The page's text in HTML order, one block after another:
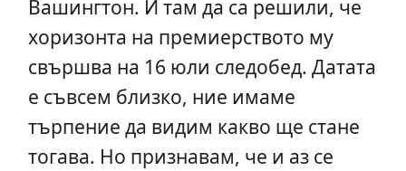
Вашингтон. И там да са решили, че
хоризонта на премиерството му
свършва на 16 юли следобед. Датата
е съвсем близко, ние имаме
търпение да видим какво ще стане
тогава. Но признавам, че и аз се